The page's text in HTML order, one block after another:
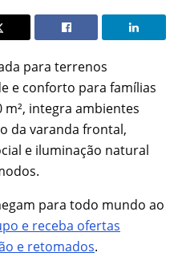
para terrenos
e conforto para famílias
m², integra ambientes
da varanda frontal,
e iluminação natural
para todo mundo ao
e receba ofertas
e retomados.